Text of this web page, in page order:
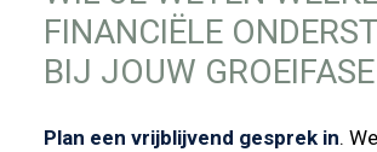
FINANCIËLE
BIJ JOUW
Plan een vrijblijvend gesprek in.